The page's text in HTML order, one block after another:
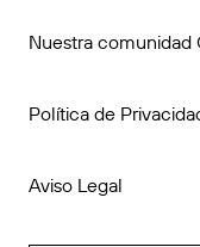
Nuestra comunidad
Política de
Aviso Legal